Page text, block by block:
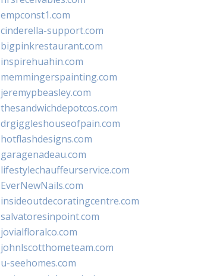
empconst1.com
cinderella-support.com
bigpinkrestaurant.com
inspirehuahin.com
memmingerspainting.com
jeremypbeasley.com
thesandwichdepotcos.com
drgiggleshouseofpain.com
hotflashdesigns.com
garagenadeau.com
lifestylechauffeurservice.com
EverNewNails.com
insideoutdecoratingcentre.com
salvatoresinpoint.com
jovialfloralco.com
johnlscotthometeam.com
u-seehomes.com